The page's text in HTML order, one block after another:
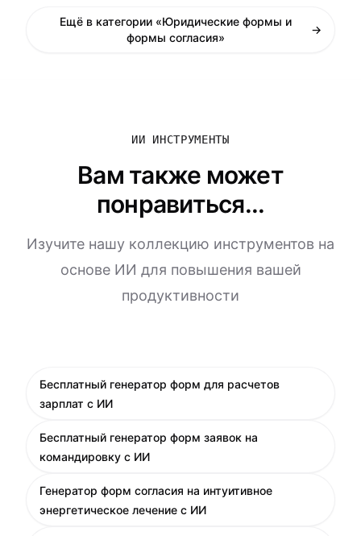
Ещё в категории «Юридические формы и
формы согласия»
→
ИИ ИНСТРУМЕНТЫ
Вам также может
понравиться...
Изучите нашу коллекцию инструментов на
основе ИИ для повышения вашей
продуктивности
Бесплатный генератор форм для расчетов
зарплат с ИИ
Бесплатный генератор форм заявок на
командировку с ИИ
Генератор форм согласия на интуитивное
энергетическое лечение с ИИ